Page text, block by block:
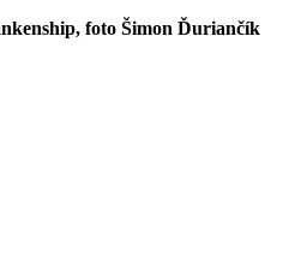
foto Šimon Ďuriančík